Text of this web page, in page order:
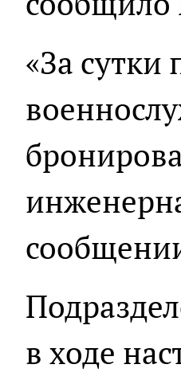
«За сутки
в ходе